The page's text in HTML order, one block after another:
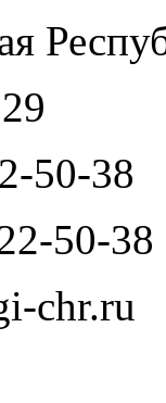
50-38
50-38
chr.ru